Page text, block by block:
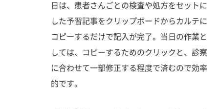
日は、患者さんごとの検査や処方をセットに
した予習記事をクリップボードからカルテに
コピーするだけで記入が完了。当日の作業と
しては、コピーするためのクリックと、診察
に合わせて一部修正する程度で済むので効率
的です。